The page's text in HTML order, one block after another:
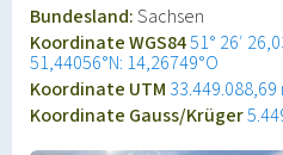
Bundesland:Sachsen
Koordinate WGS8451° 26′
51,44056°N: 14,26749°O
Koordinate UTM
Koordinate Gauss/Krüger